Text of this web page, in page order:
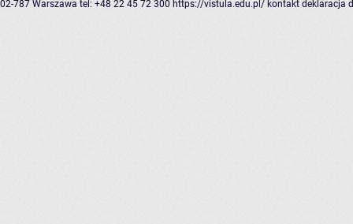
02-787 Warszawa tel: +48 22 45 72 300 https://vistula.edu.pl/ kontakt deklaracja